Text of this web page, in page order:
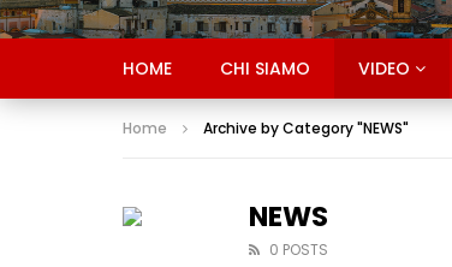
HOME CHI SIAMO VIDEO
Home Archive by Category "NEWS"
NEWS
0 POSTS